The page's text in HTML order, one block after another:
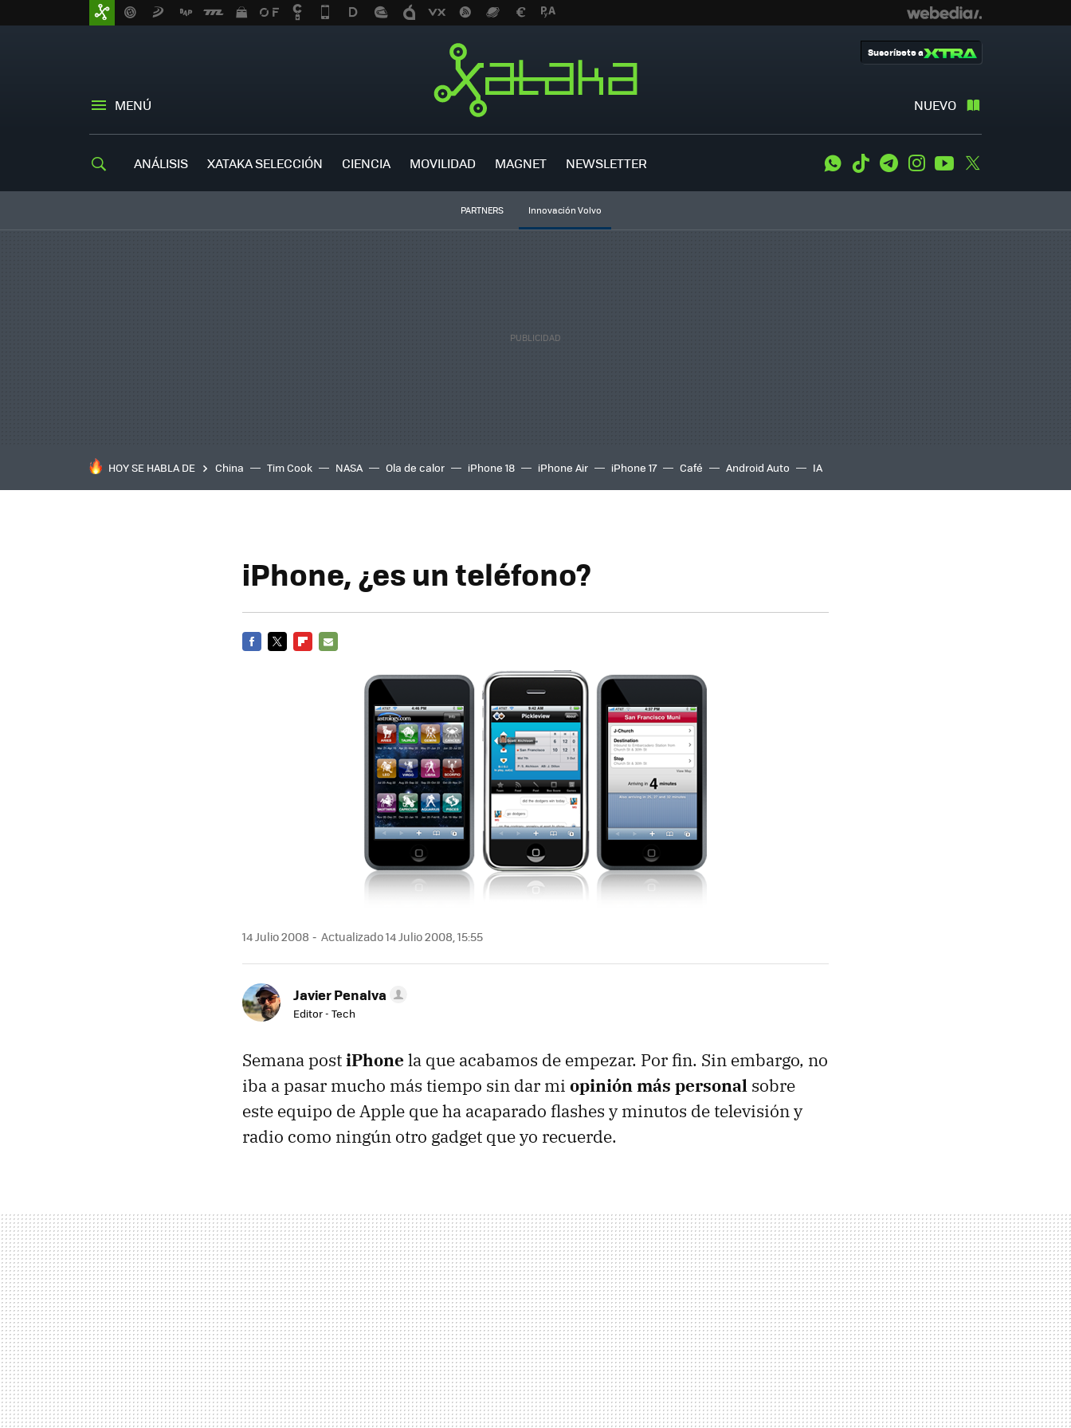
MENÚ NUEVO
Suscríbete a
ANÁLISIS XATAKA SELECCIÓN CIENCIA MOVILIDAD MAGNET NEWSLETTER WhatsApp
Tiktok TelegramInstagramYoutube
PARTNERS Innovación Volvo
HOY SE HABLA DE China Tim Cook NASA Ola de calor iPhone 18 iPhone Air iPhone 17 Café Android Auto IA
iPhone, ¿es un teléfono?
14 Julio 2008 Actualizado 14 Julio 2008, 15:55
Javier Penalva
Editor - Tech
Semana postiPhone la que acabamos de empezar. Por fin. Sin embargo, no
iba a pasar mucho más tiempo sin dar mi opinión más personal sobre
este equipo de Apple que ha acaparado flashes y minutos de televisión y
radio como ningún otro gadget que yo recuerde.